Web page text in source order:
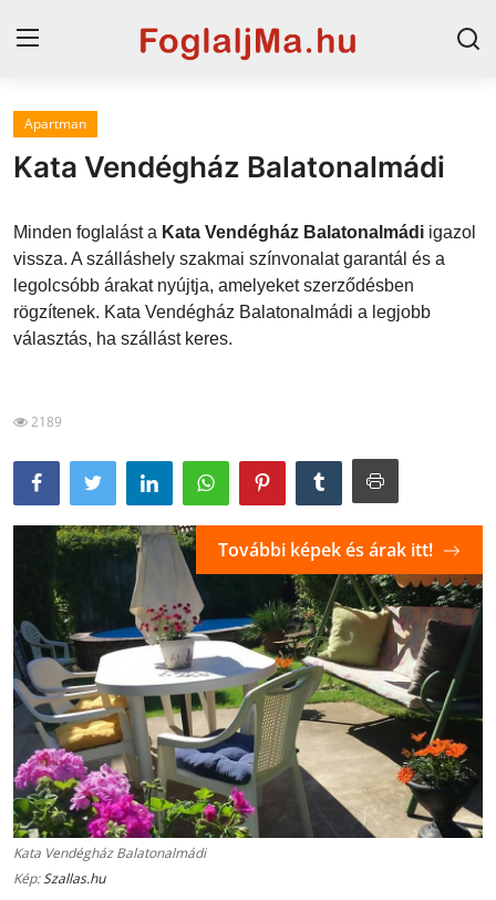
Horvát tengerpart
Horvátország
Szállások a Balatonon
Szállások Hajdúszoboszlón
Apartman
Kata Vendégház Balatonalmádi
Minden foglalást a Kata Vendégház Balatonalmádi igazol
vissza. A szálláshely szakmai színvonalat garantál és a
legolcsóbb árakat nyújtja, amelyeket szerződésben
rögzítenek. Kata Vendégház Balatonalmádi a legjobb
választás, ha szállást keres.
2189
Kata Vendégház Balatonalmádi
Kép:Szallas.hu
További képek és árak itt!